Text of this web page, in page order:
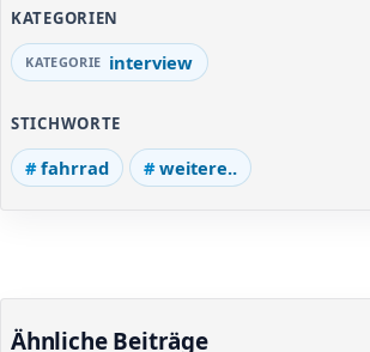
KATEGORIEN
interview
STICHWORTE
fahrrad weitere..
Ähnliche Beiträge